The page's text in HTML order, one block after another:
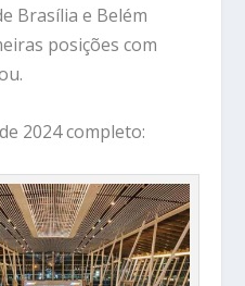
Brasília e Belém
posições com
2024 completo: